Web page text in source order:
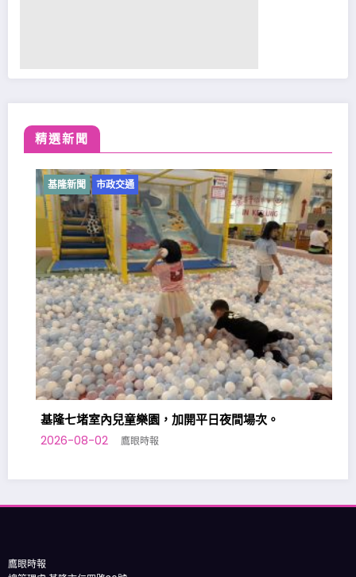
精選新聞
基隆新聞 市政交通
基隆七堵室內兒童樂園，加開平日夜間場次。
2026-08-02 鷹眼時報
鷹眼時報